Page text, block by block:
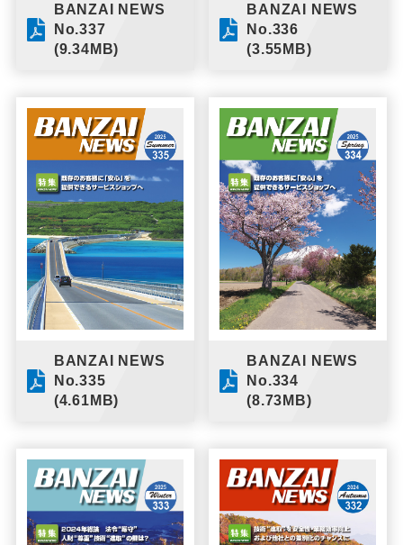
BANZAI NEWS
No.337
(9.34MB)
BANZAI NEWS
No.336
(3.55MB)
BANZAI NEWS
No.335
(4.61MB)
BANZAI NEWS
No.334
(8.73MB)